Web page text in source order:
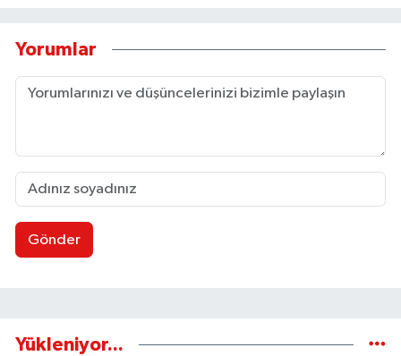
Yorumlar
Gönder
Yükleniyor...